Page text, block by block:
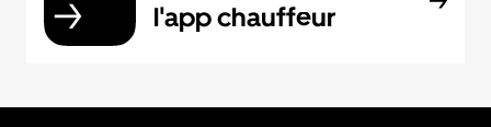
l'app chauffeur